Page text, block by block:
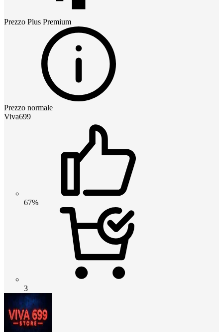
Prezzo Plus Premium
Prezzo normale
Viva699
67%
3